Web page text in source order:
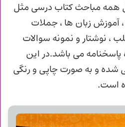
همه مباحث کتاب درسی مثل
آموزش زبان ها ، جملات
، نوشتار و نمونه سوالات
پاسخنامه می باشد.در این
شده و به صورت چاپی و رنگی
است.